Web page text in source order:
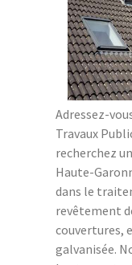
Adressez-
Travaux
recherchez
Haute-
dans le
revêtement
couvertures,
galvanisée.